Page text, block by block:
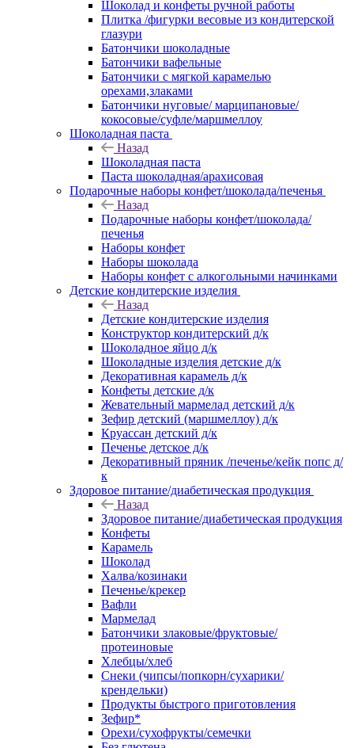
Шоколад и конфеты ручной работы
Плитка /фигурки весовые из кондитерской
глазури
Батончики шоколадные
Батончики вафельные
Батончики с мягкой карамелью
орехами,злаками
Батончики нуговые/ марципановые/
кокосовые/суфле/маршмеллоу
Шоколадная паста
Назад
Шоколадная паста
Паста шоколадная/арахисовая
Подарочные наборы конфет/шоколада/печенья
Назад
Подарочные наборы конфет/шоколада/
печенья
Наборы конфет
Наборы шоколада
Наборы конфет с алкогольными начинками
Детские кондитерские изделия
Назад
Детские кондитерские изделия
Конструктор кондитерский д/к
Шоколадное яйцо д/к
Шоколадные изделия детские д/к
Декоративная карамель д/к
Конфеты детские д/к
Жевательный мармелад детский д/к
Зефир детский (маршмеллоу) д/к
Круассан детский д/к
Печенье детское д/к
Декоративный пряник /печенье/кейк попс д/
к
Здоровое питание/диабетическая продукция
Назад
Здоровое питание/диабетическая продукция
Конфеты
Карамель
Шоколад
Халва/козинаки
Печенье/крекер
Вафли
Мармелад
Батончики злаковые/фруктовые/
протеиновые
Хлебцы/хлеб
Снеки (чипсы/попкорн/сухарики/
крендельки)
Продукты быстрого приготовления
Зефир*
Орехи/сухофрукты/семечки